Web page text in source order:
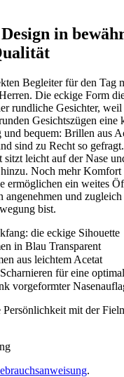
in
Begleiter für den Tag
Die eckige Form
rundliche Gesichter,
Gesichtszügen eine
bequem: Brillen aus
sind zu Recht so
sitzt leicht auf der Nase
Noch mehr
ermöglichen ein weites
angenehmen und
bist.
die eckige Sihouette
in Blau Transparent
aus leichtem Acetat
für eine
vorgeformter
Persönlichkeit mit der
.